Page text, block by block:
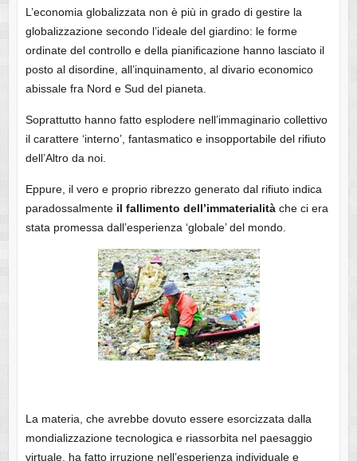
L’economia globalizzata non è più in grado di gestire la
globalizzazione secondo l’ideale del giardino: le forme
ordinate del controllo e della pianificazione hanno lasciato il
posto al disordine, all’inquinamento, al divario economico
abissale fra Nord e Sud del pianeta.
Soprattutto hanno fatto esplodere nell’immaginario collettivo
il carattere ‘interno’, fantasmatico e insopportabile del rifiuto
dell’Altro da noi.
Eppure, il vero e proprio ribrezzo generato dal rifiuto indica
paradossalmente il fallimento dell’immaterialità che ci era
stata promessa dall’esperienza ‘globale’ del mondo.
La materia, che avrebbe dovuto essere esorcizzata dalla
mondializzazione tecnologica e riassorbita nel paesaggio
virtuale, ha fatto irruzione nell’esperienza individuale e